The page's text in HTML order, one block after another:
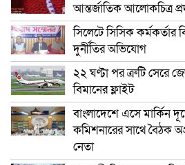
আন্তর্জাতিক আলোকচিত্র
সিলেটে সিসিক কর্মকর্তার
দুর্নীতির অভিযোগ
২২ ঘণ্টা পর ত্রুটি সেরে
বিমানের ফ্লাইট
বাংলাদেশে এসে মার্কিন
কমিশনারের সাথে বৈঠক
নেতা